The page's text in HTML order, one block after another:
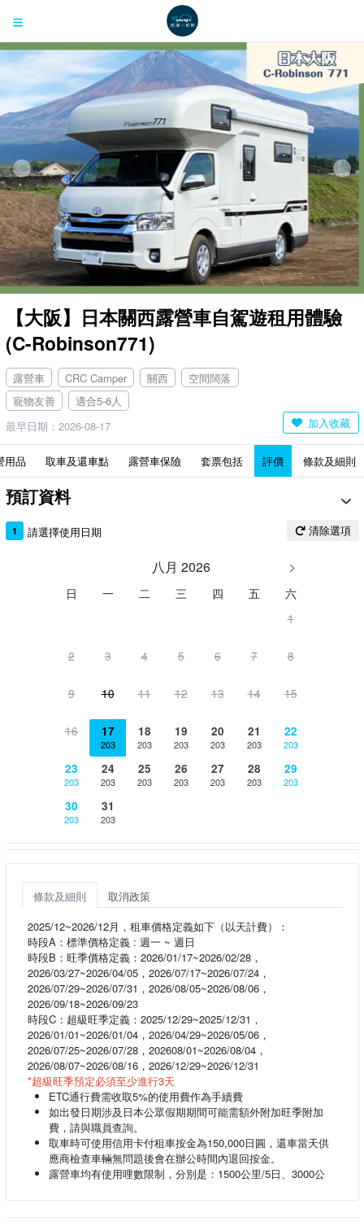
【大阪】日本關西露營車自駕遊租用體驗
(C-Robinson771)
露營車 CRC Camper 關西
空間闊落
寵物友善
適合5-6人
最早日期：2026-08-17
加入收藏
用品 取車及還車點 露營車保險 套票包括 評價 條款及細則
預訂資料
1 請選擇使用日期 清除選項
八月 2026
日 一 二 三 四 五
六
1
2 3 4 5 6 7 8
9 10 11 12 13 14 15
16 17
203
18
203
19
203
20
203
21
203
22
203
23
203
24
203
25
203
26
203
27
203
28
203
29
203
30
203
31
203
條款及細則
取消政策
2025/12~2026/12月，租車價格定義如下（以天計費）：
時段A：標準價格定義 : 週一 ~ 週日
時段B：旺季價格定義：2026/01/17~2026/02/28，
2026/03/27~2026/04/05，2026/07/17~2026/07/24，
2026/07/29~2026/07/31，2026/08/05~2026/08/06，
2026/09/18~2026/09/23
時段C：超級旺季定義：2025/12/29~2025/12/31，
2026/01/01~2026/01/04，2026/04/29~2026/05/06，
2026/07/25~2026/07/28，202608/01~2026/08/04，
2026/08/07~2026/08/16，2026/12/29~2026/12/31
*超級旺季預定必須至少進行3天
⁠ETC通行費需收取5%的使用費作為手續費
如出發日期涉及日本公眾假期期間可能需額外附加旺季附加
費，請與職員查詢。
取車時可使用信用卡付租車按金為150,000日圓，還車當天供
應商檢查車輛無問題後會在辦公時間內退回按金。
露營車均有使用哩數限制，分別是：1500公里/5日、3000公
將額外收取每公里50日圓額外費用
露營車保險內容可參考：http://bit.ly/3XZyipr